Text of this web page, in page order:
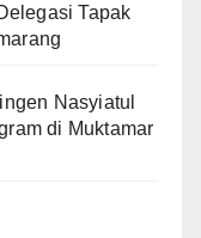
Tapak
Nasyiatul
di Muktamar